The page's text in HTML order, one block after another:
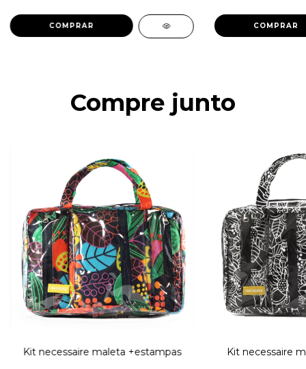
COMPRAR COMPRAR
Compre junto
Kit necessaire maleta +estampas Kit necessaire